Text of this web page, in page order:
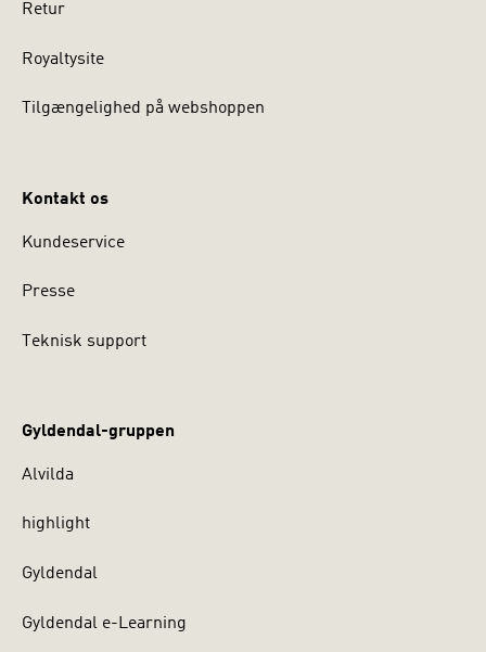
Retur
Royaltysite
Tilgængelighed på webshoppen
Kontakt os
Kundeservice
Presse
Teknisk support
Gyldendal-gruppen
Alvilda
highlight
Gyldendal
Gyldendal e-Learning